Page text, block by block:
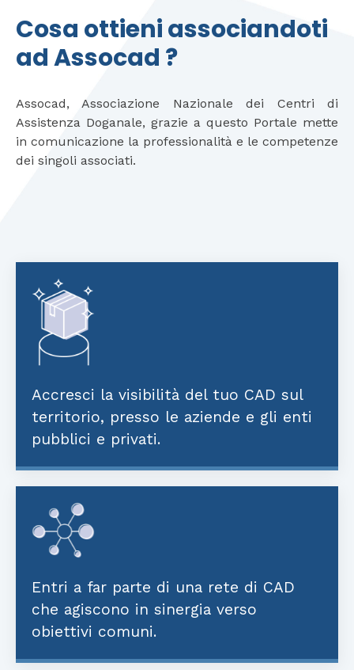
Cosa ottieni associandoti
ad Assocad ?
Assocad, Associazione Nazionale dei Centri di
Assistenza Doganale, grazie a questo Portale mette
in comunicazione la professionalità e le competenze
dei singoli associati.
Accresci la visibilità del tuo CAD sul
territorio, presso le aziende e gli enti
pubblici e privati.
Entri a far parte di una rete di CAD
che agiscono in sinergia verso
obiettivi comuni.